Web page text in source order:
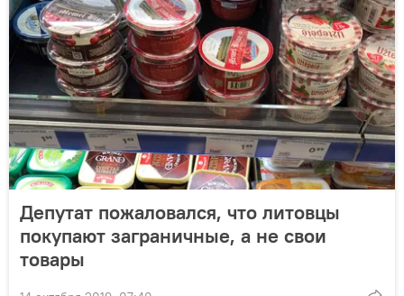
Депутат пожаловался, что литовцы
покупают заграничные, а не свои
товары